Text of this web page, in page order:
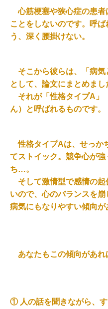
心筋梗塞や狭心症の患者
ことをしないのです。呼
う、深く腰掛けない。
そこから彼らは、「病気
として、論文にまとめまし
それが「性格タイプA」
ん）と呼ばれるものです。
性格タイプAは、せっか
てストイック。競争心が
ち…。
そして激情型で感情の起
いので、心のバランスを
病気にもなりやすい傾向が
あなたもこの傾向があれ
① 人の話を聞きながら、